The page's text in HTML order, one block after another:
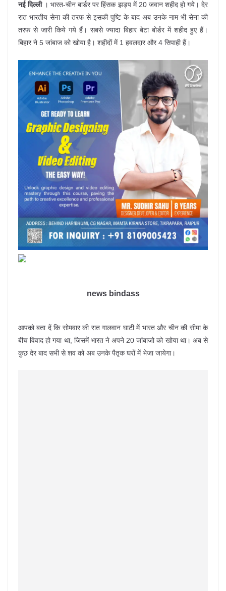
नई दिल्ली। भारत-चीन बार्डर पर हिंसक झड़प में 20 जवान शहीद हो गये। देर
रात भारतीय सेना की तरफ से इसकी पुष्टि के बाद अब उनके नाम भी सेना की
तरफ से जारी किये गये हैं। सबसे ज्यादा बिहार बेटा बोर्डर में शहीद हुए हैं।
बिहार ने 5 जांबाज को खोया है। शहीदों में 1 हवलदार और 4 सिपाही हैं।
news bindass
आपको बता दें कि सोमवार की रात गालवान घाटी में भारत और चीन की सीमा के
बीच विवाद हो गया था, जिसमें भारत ने अपने 20 जांबाजो को खोया था। अब से
कुछ देर बाद सभी से शव को अब उनके पैतृक घरों में भेजा जायेगा।